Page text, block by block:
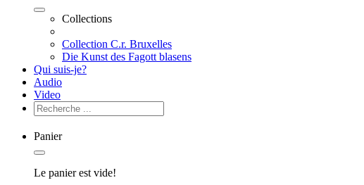
Collections
Collection C.r. Bruxelles
Die Kunst des Fagott blasens
Qui suis-je?
Audio
Video
Panier
Le panier est vide!